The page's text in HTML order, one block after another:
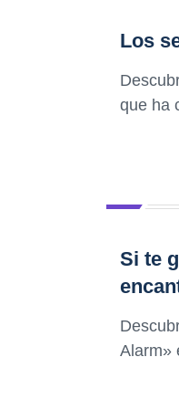
Los
que ha
Si te
Alarm»